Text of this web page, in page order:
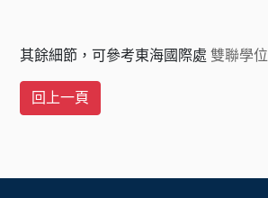
其餘細節，可參考東海國際處雙聯學位